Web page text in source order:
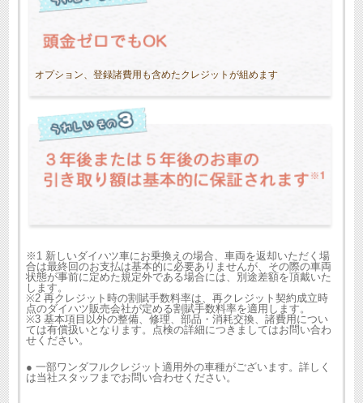
オプション、登録諸費用も含めたクレジットが組めます
※1 新しいダイハツ車にお乗換えの場合、車両を返却いただく場
合は最終回のお支払は基本的に必要ありませんが、その際の車両
状態が事前に定めた規定外である場合には、別途差額を頂戴いた
します。
※2 再クレジット時の割賦手数料率は、再クレジット契約成立時
点のダイハツ販売会社が定める割賦手数料率を適用します。
※3 基本項目以外の整備、修理、部品・消耗交換、諸費用につい
ては有償扱いとなります。点検の詳細につきましてはお問い合わ
せください。
● 一部ワンダフルクレジット適用外の車種がございます。詳しく
は当社スタッフまでお問い合わせください。